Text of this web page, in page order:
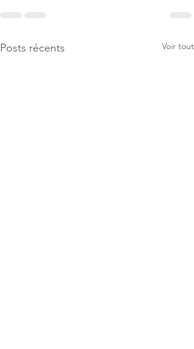
Posts récents Voir tout